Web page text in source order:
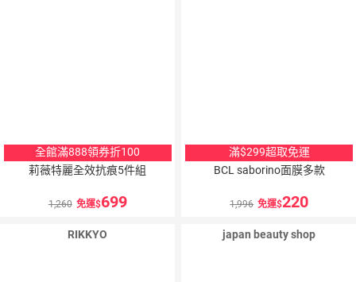
全館滿888領券折100
莉薇特麗全效抗痕5件組
1,260 免運 699
滿$299超取免運
BCL saborino面膜多款
1,996 免運 220
RIKKYO japan beauty shop